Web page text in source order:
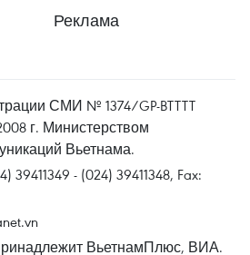
Реклама
СМИ № 1374/GP-BTTTT
г. Министерством
Вьетнама.
- (024) 39411348, Fax:
ВьетнамПлюс, ВИА.